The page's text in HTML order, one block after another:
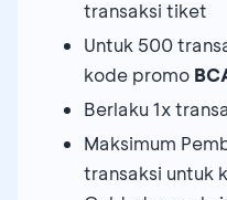
transaksi tiket
Untuk 500
kode promo
Berlaku 1x
Maksimum
transaksi untuk